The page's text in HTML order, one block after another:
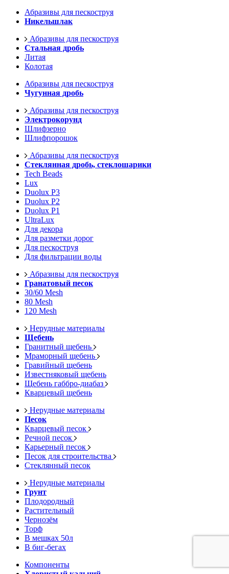
Абразивы для пескоструя
Никельшлак
Абразивы для пескоструя
Стальная дробь
Литая
Колотая
Абразивы для пескоструя
Чугунная дробь
Абразивы для пескоструя
Электрокорунд
Шлифзерно
Шлифпорошок
Абразивы для пескоструя
Стеклянная дробь, стеклошарики
Tech Beads
Lux
Duolux P3
Duolux P2
Duolux P1
UltraLux
Для декора
Для разметки дорог
Для пескоструя
Для фильтрации воды
Абразивы для пескоструя
Гранатовый песок
30/60 Mesh
80 Mesh
120 Mesh
Нерудные материалы
Щебень
Гранитный щебень
Мраморный щебень
Гравийный щебень
Известняковый щебень
Щебень габбро-диабаз
Кварцевый щебень
Нерудные материалы
Песок
Кварцевый песок
Речной песок
Карьерный песок
Песок для строительства
Стеклянный песок
Нерудные материалы
Грунт
Плодородный
Растительный
Чернозём
Торф
В мешках 50л
В биг-бегах
Компоненты